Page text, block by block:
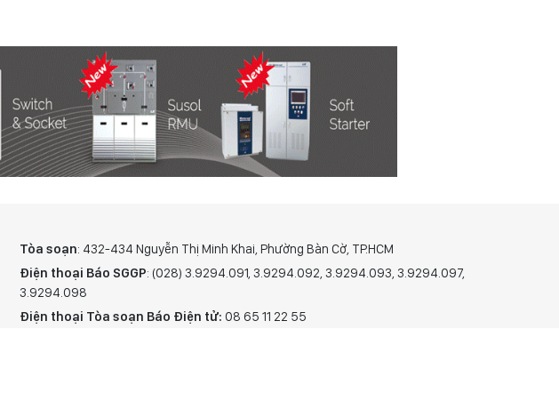
Tòa soạn: 432-434 Nguyễn Thị Minh Khai, Phường Bàn Cờ, TP.HCM
Điện thoại Báo SGGP: (028) 3.9294.091, 3.9294.092, 3.9294.093, 3.9294.097,
3.9294.098
Điện thoại Tòa soạn Báo Điện tử: 08 65 11 22 55